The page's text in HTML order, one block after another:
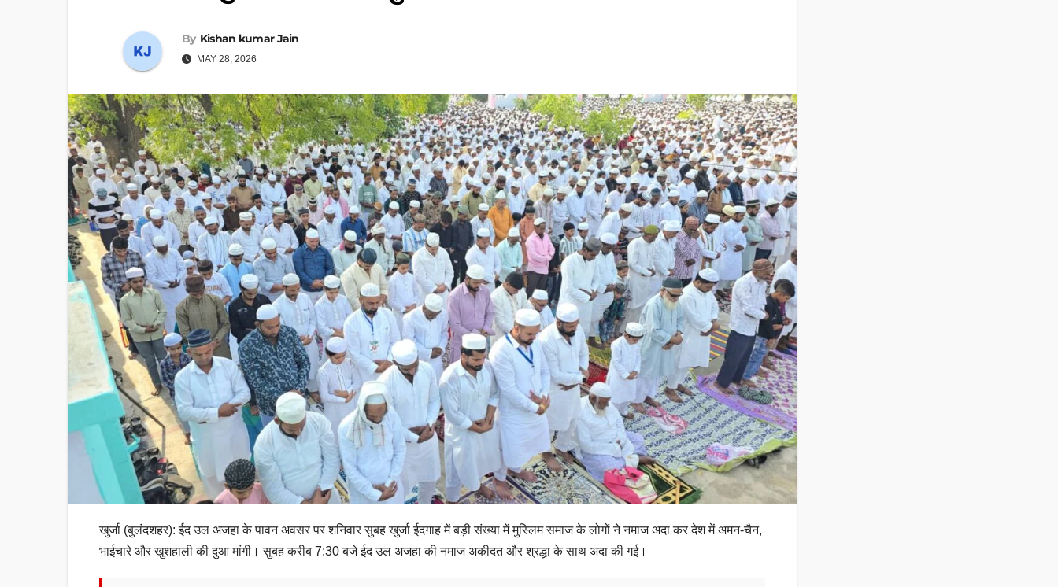
By Kishan kumar Jain
MAY 28, 2026
खुर्जा (बुलंदशहर): ईद उल अजहा के पावन अवसर पर शनिवार सुबह खुर्जा ईदगाह में बड़ी संख्या में मुस्लिम समाज के लोगों ने नमाज अदा कर देश में अमन-चैन,
भाईचारे और खुशहाली की दुआ मांगी। सुबह करीब 7:30 बजे ईद उल अजहा की नमाज अकीदत और श्रद्धा के साथ अदा की गई।